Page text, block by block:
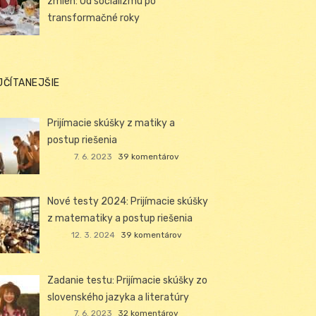
transformačné roky
Prijímacie skúšky z matiky a
postup riešenia
7. 6. 2023 39 komentárov
Nové testy 2024: Prijímacie skúšky
z matematiky a postup riešenia
12. 3. 2024 39 komentárov
Zadanie testu: Prijímacie skúšky zo
slovenského jazyka a literatúry
7. 6. 2023 32 komentárov